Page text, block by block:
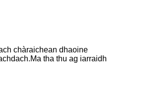
chàraichean dhaoine
tha thu ag iarraidh